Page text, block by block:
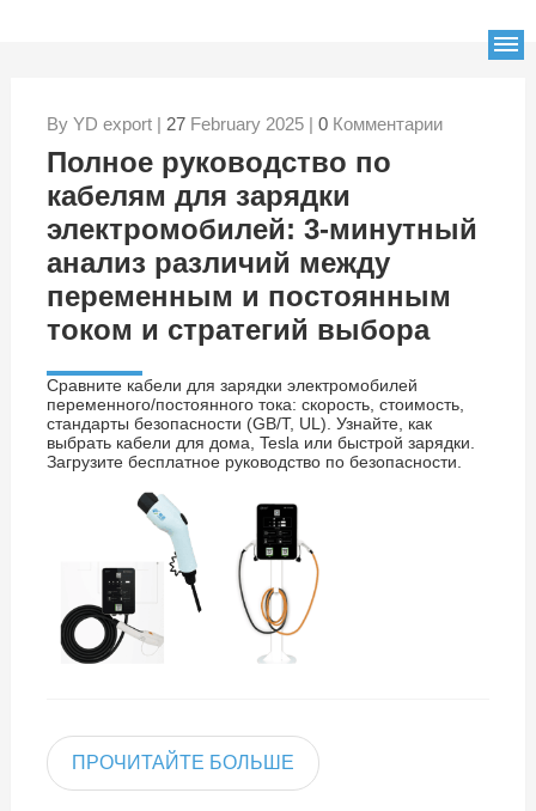
By YD export | 27February 2025 | 0Комментарии
Полное руководство по
кабелям для зарядки
электромобилей: 3-минутный
анализ различий между
переменным и постоянным
током и стратегий выбора
Сравните кабели для зарядки электромобилей
переменного/постоянного тока: скорость, стоимость,
стандарты безопасности (GB/T, UL). Узнайте, как
выбрать кабели для дома, Tesla или быстрой зарядки.
Загрузите бесплатное руководство по безопасности.
ПРОЧИТАЙТЕ БОЛЬШЕ